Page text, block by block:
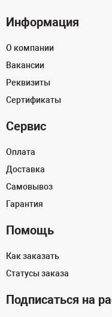
Информация
О компании
Вакансии
Реквизиты
Сертификаты
Сервис
Оплата
Доставка
Самовывоз
Гарантия
Помощь
Как заказать
Статусы заказа
Подписаться на